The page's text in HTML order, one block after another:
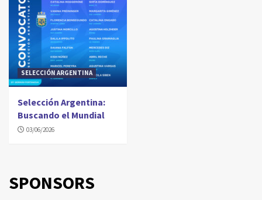
SELECCIÓN ARGENTINA
Selección Argentina:
Buscando el Mundial
03/06/2026
SPONSORS